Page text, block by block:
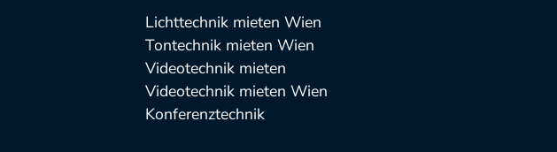
Lichttechnik mieten Wien
Tontechnik mieten Wien
Videotechnik mieten
Videotechnik mieten Wien
Konferenztechnik